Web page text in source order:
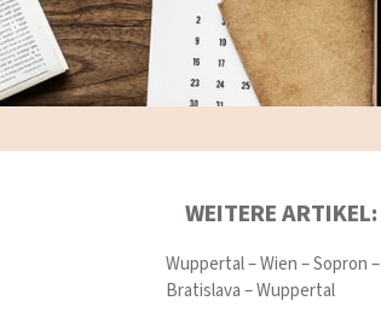
WEITERE ARTIKEL:
Wuppertal – Wien – Sopron –
Bratislava – Wuppertal